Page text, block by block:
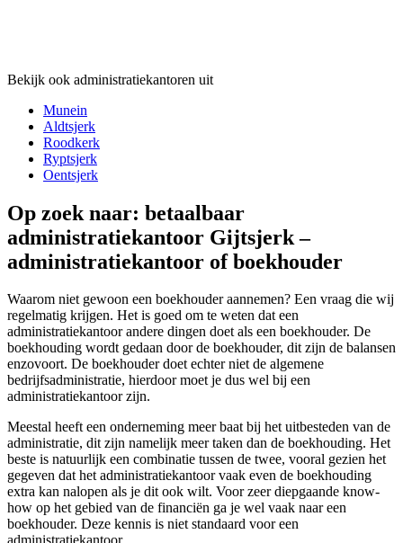
Bekijk ook administratiekantoren uit
Munein
Aldtsjerk
Roodkerk
Ryptsjerk
Oentsjerk
Op zoek naar: betaalbaar
administratiekantoor Gijtsjerk –
administratiekantoor of boekhouder
Waarom niet gewoon een boekhouder aannemen? Een vraag die wij
regelmatig krijgen. Het is goed om te weten dat een
administratiekantoor andere dingen doet als een boekhouder. De
boekhouding wordt gedaan door de boekhouder, dit zijn de balansen
enzovoort. De boekhouder doet echter niet de algemene
bedrijfsadministratie, hierdoor moet je dus wel bij een
administratiekantoor zijn.
Meestal heeft een onderneming meer baat bij het uitbesteden van de
administratie, dit zijn namelijk meer taken dan de boekhouding. Het
beste is natuurlijk een combinatie tussen de twee, vooral gezien het
gegeven dat het administratiekantoor vaak even de boekhouding
extra kan nalopen als je dit ook wilt. Voor zeer diepgaande know-
how op het gebied van de financiën ga je wel vaak naar een
boekhouder. Deze kennis is niet standaard voor een